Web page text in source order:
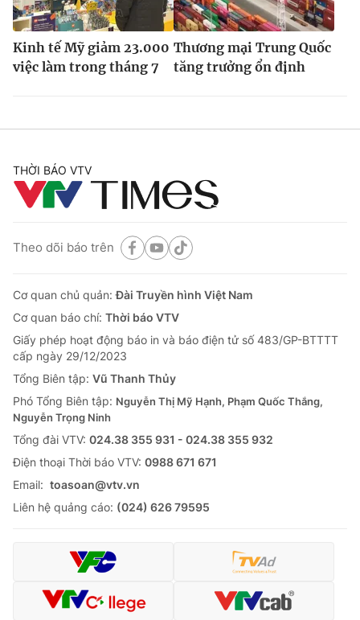
Kinh tế Mỹ giảm 23.000
việc làm trong tháng 7
Thương mại Trung Quốc
tăng trưởng ổn định
THỜI BÁO VTV
Theo dõi báo trên
Cơ quan chủ quản:Đài Truyền hình Việt Nam
Cơ quan báo chí: Thời báo VTV
Giấy phép hoạt động báo in và báo điện tử số 483/GP-BTTTT
cấp ngày 29/12/2023
Tổng Biên tập: Vũ Thanh Thủy
Phó Tổng Biên tập: Nguyễn Thị Mỹ Hạnh, Phạm Quốc Thắng,
Nguyễn Trọng Ninh
Tổng đài VTV: 024.38 355 931 - 024.38 355 932
Ðiện thoại Thời báo VTV: 0988 671 671
Email: toasoan@vtv.vn
Liên hệ quảng cáo: (024) 626 79595